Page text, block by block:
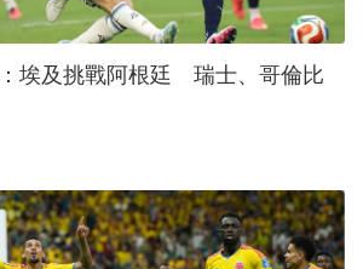
埃及挑戰阿根廷 瑞士、哥倫比